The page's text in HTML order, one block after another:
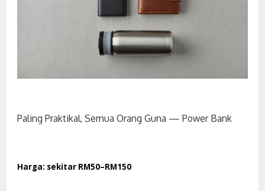
Paling Praktikal, Semua Orang Guna — Power Bank
Harga: sekitar RM50–RM150